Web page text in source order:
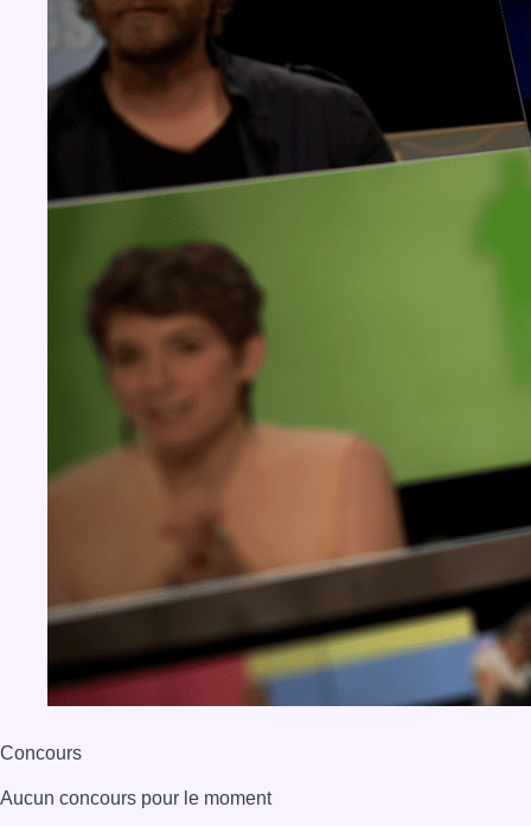
Concours
Aucun concours pour le moment